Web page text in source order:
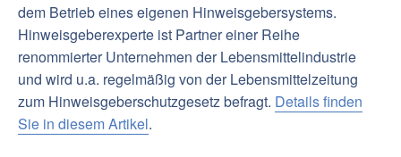
dem Betrieb eines eigenen Hinweisgebersystems.
Hinweisgeberexperte ist Partner einer Reihe
renommierter Unternehmen der Lebensmittelindustrie
und wird u.a. regelmäßig von der Lebensmittelzeitung
zum Hinweisgeberschutzgesetz befragt. Details finden
Sie in diesem Artikel.